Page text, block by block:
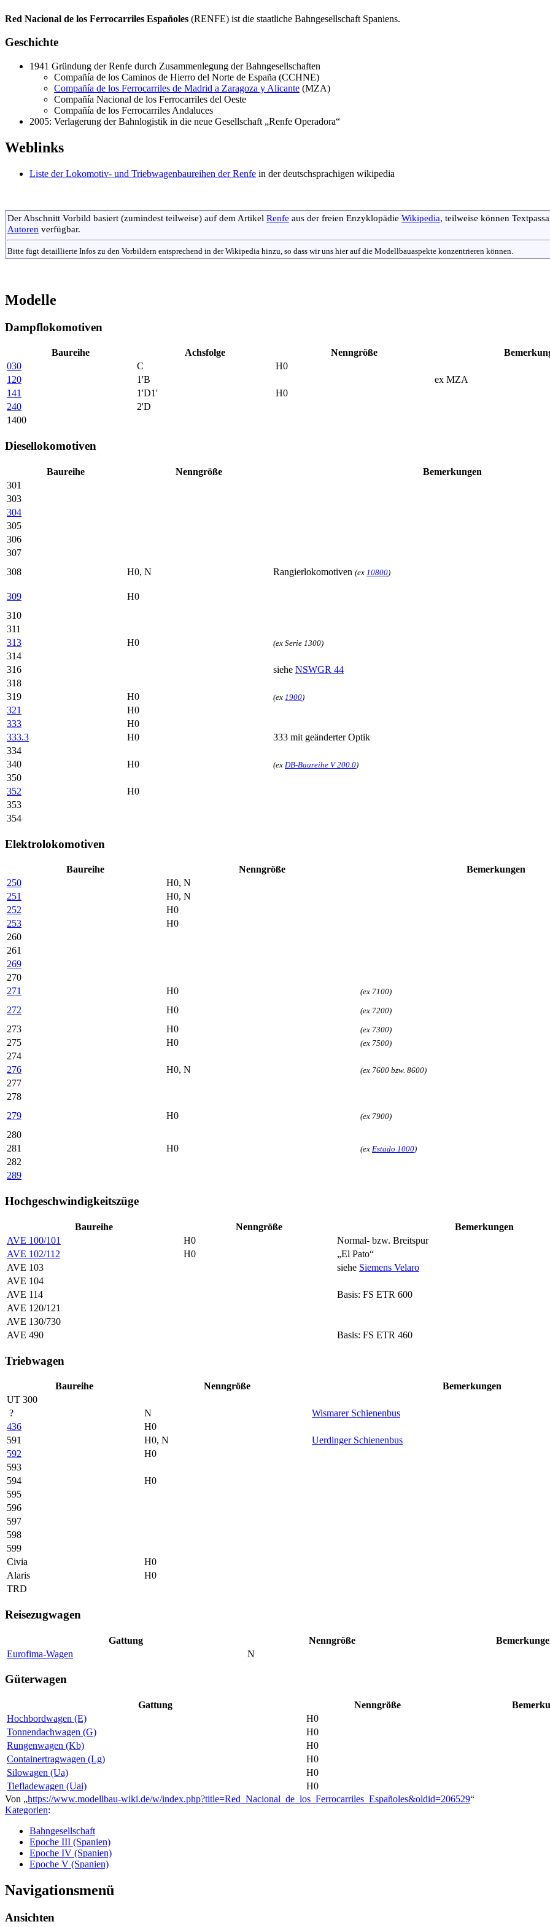
Red Nacional de los Ferrocarriles Españoles (RENFE) ist die staatliche Bahngesellschaft Spaniens.
Geschichte
1941 Gründung der Renfe durch Zusammenlegung der Bahngesellschaften
Compañía de los Caminos de Hierro del Norte de España (CCHNE)
Compañía de los Ferrocarriles de Madrid a Zaragoza y Alicante (MZA)
Compañía Nacional de los Ferrocarriles del Oeste
Compañía de los Ferrocarriles Andaluces
2005: Verlagerung der Bahnlogistik in die neue Gesellschaft „Renfe Operadora“
Weblinks
Liste der Lokomotiv- und Triebwagenbaureihen der Renfe in der deutschsprachigen wikipedia
Der Abschnitt Vorbild basiert (zumindest teilweise) auf dem Artikel Renfe aus der freien Enzyklopädie Wikipedia, teilweise können
Autoren verfügbar.
Bitte fügt detaillierte Infos zu den Vorbildern entsprechend in der Wikipedia hinzu, so dass wir uns hier auf die Modellbauaspekte konzentrieren können.
Modelle
Dampflokomotiven
Baureihe Achs­folge Nenn­größe
030
C
H0
120
1'B
ex MZA
141
1'D1'
H0
240
2'D
1400
Diesellokomotiven
Baureihe Nenn­größe
Bemer­kungen
301
303
304
305
306
307
308
H0, N Rangierlokomotiven (ex 10800)
309
H0
310
311
313
H0 (ex Serie 1300)
314
316
siehe NSWGR 44
318
319
H0 (ex 1900)
321
H0
333
H0
333.3
H0
333 mit geänderter Optik
334
340
H0 (ex DB-Baureihe V 200.0)
350
352
H0
353
354
Elektrolokomotiven
Baureihe Nenn­größe
Bemer­kungen
250
H0, N
251
H0, N
252
H0
253
H0
260
261
269
270
271
H0 (ex 7100)
272 H0 (ex 7200)
273 H0 (ex 7300)
275 H0 (ex 7500)
274
276
H0, N (ex 7600 bzw. 8600)
277
278
279
H0 (ex 7900)
280
281
H0 (ex Estado 1000)
282
289
Hochgeschwindigkeitszüge
Baureihe Nenn­größe
Bemer­kungen
AVE 100/101
H0
Normal- bzw. Breitspur
AVE 102/112
H0
„El Pato“
AVE 103
siehe Siemens Velaro
AVE 104
AVE 114
Basis: FS ETR 600
AVE 120/121
AVE 130/730
AVE 490
Basis: FS ETR 460
Triebwagen
Baureihe Nenn­größe
Bemer­kungen
UT 300
?
N
Wismarer Schienenbus
436
H0
591
H0, N
Uerdinger Schienenbus
592
H0
593
594
H0
595
596
597
598
599
Civia
H0
Alaris
H0
TRD
Reisezugwagen
Gattung Nenn­größe
Eurofima-Wagen
N
Güterwagen
Gattung Nenn­größe
Hochbordwagen (E)
H0
Tonnendachwagen (G)
H0
Rungenwagen (Kb)
H0
Containertragwagen (Lg)
H0
Silowagen (Ua)
H0
Tiefladewagen (Uai)
H0
Von „https://www.modellbau-wiki.de/w/index.php?title=Red_Nacional_de_los_Ferrocarriles_Españoles&oldid=206529“
Kategorien:
Bahngesellschaft
Epoche III (Spanien)
Epoche IV (Spanien)
Epoche V (Spanien)
Navigationsmenü
Ansichten